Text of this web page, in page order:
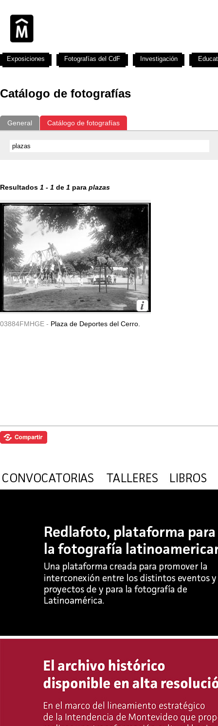
Catálogo de fotografías
General Catálogo de fotografías
Resultados 1 - 1 de 1 para plazas
03884FMHGE - Plaza de Deportes del Cerro.
Exposiciones Fotografías del CdF Investigación